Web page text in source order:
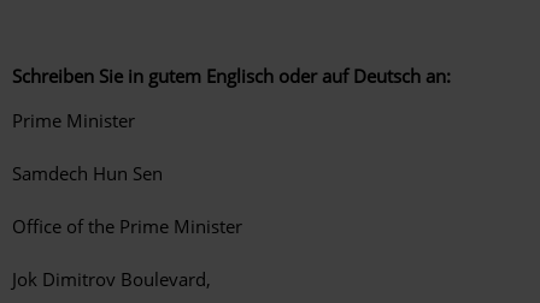
Schreiben Sie in gutem Englisch oder auf Deutsch an:
Prime Minister
Samdech Hun Sen
Office of the Prime Minister
Jok Dimitrov Boulevard,